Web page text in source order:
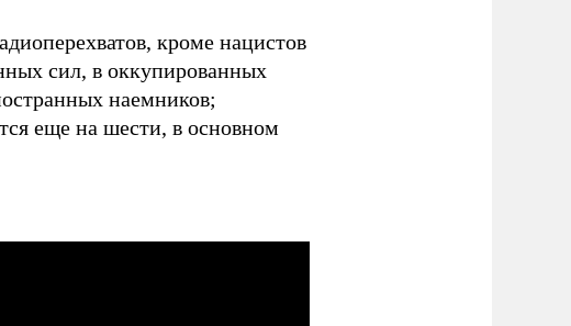
кроме нацистов
сил, в оккупированных
наемников;
еще на шести, в основном